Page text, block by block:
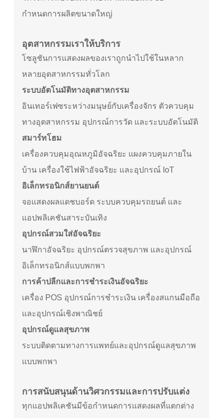
กำหนดการผลิตขนาดใหญ่
อุตสาหกรรมเราให้บริการ
โซลูชันการแสดงผลของเราถูกนำไปใช้ในหลาก
หลายอุตสาหกรรมทั่วโลก
ระบบอัตโนมัติทางอุตสาหกรรม
อินเทอร์เฟซระหว่างมนุษย์กับเครื่องจักร ตัวควบคุม
ทางอุตสาหกรรม อุปกรณ์การวัด และระบบอัตโนมัติ
สมาร์ทโฮม
เครื่องควบคุมอุณหภูมิอัจฉริยะ แผงควบคุมภายใน
บ้าน เครื่องใช้ไฟฟ้าอัจฉริยะ และอุปกรณ์ IoT
อิเล็กทรอนิกส์ยานยนต์
จอแสดงผลแดชบอร์ด ระบบควบคุมรถยนต์ และ
แอปพลิเคชันสาระบันเทิง
อุปกรณ์สวมใส่อัจฉริยะ
นาฬิกาอัจฉริยะ อุปกรณ์ตรวจสุขภาพ และอุปกรณ์
อิเล็กทรอนิกส์แบบพกพา
การค้าปลีกและการชำระเงินอัจฉริยะ
เครื่อง POS อุปกรณ์การชำระเงิน เครื่องสแกนมือถือ
และอุปกรณ์เชิงพาณิชย์
อุปกรณ์ดูแลสุขภาพ
ระบบติดตามทางการแพทย์และอุปกรณ์ดูแลสุขภาพ
แบบพกพา
การสนับสนุนด้านวิศวกรรมและการปรับแต่ง
ทุกแอปพลิเคชันมีข้อกำหนดการแสดงผลที่แตกต่าง